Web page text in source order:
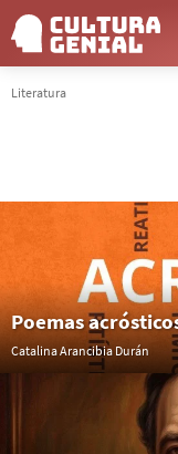
Literatura
Poemas
Catalina Arancibia Durán